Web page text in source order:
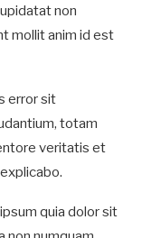
non
mollit anim id est
error sit
totam
veritatis et
quia dolor sit